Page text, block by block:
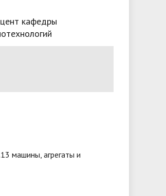
кафедры
машины, агрегаты и